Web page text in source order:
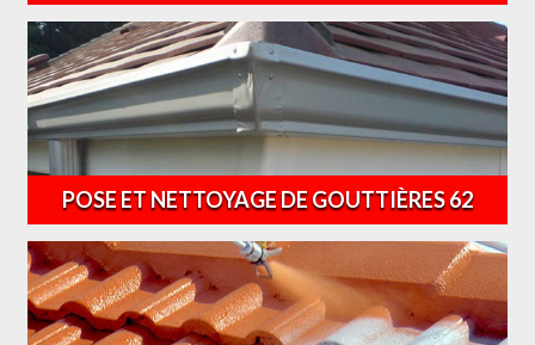
POSE ET NETTOYAGE DE GOUTTIÈRES 62